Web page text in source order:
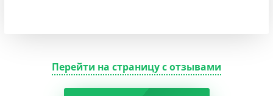
Перейти на страницу с отзывами